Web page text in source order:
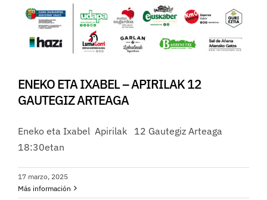
ENEKO ETA IXABEL – APIRILAK 12
GAUTEGIZ ARTEAGA
Eneko eta Ixabel Apirilak 12 Gautegiz Arteaga
18:30etan
17 marzo, 2025
Más información